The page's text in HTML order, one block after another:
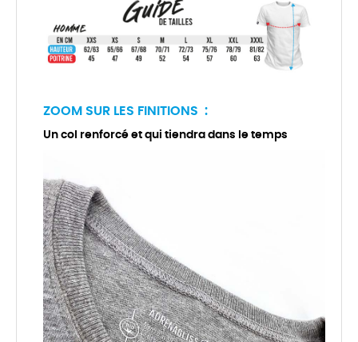
ZOOM SUR LES FINITIONS :
Un col renforcé et qui tiendra dans le temps